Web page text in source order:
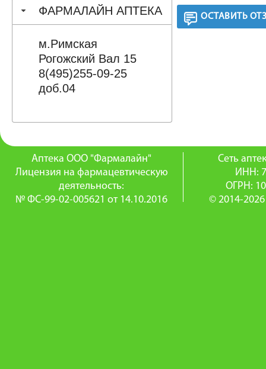
ФАРМАЛАЙН АПТЕКА
м.Римская
Рогожский Вал 15
8(495)255-09-25
доб.04
ОСТАВИТЬ
Аптека ООО "Фармалайн"
Лицензия на фармацевтическую
деятельность:
№ ФС-99-02-005621 от 14.10.2016
Сеть
ИНН:
ОГРН:
© 2014-